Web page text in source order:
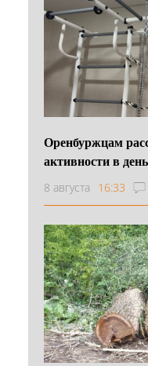
Оренбуржцам
активности в
8 августа 16:33